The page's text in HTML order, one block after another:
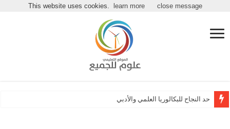
مرحباً بكـ بموقع علوم للجميع
حد النجاح للبكالوريا العلمي والأدبي
This website uses cookies. learn more close message